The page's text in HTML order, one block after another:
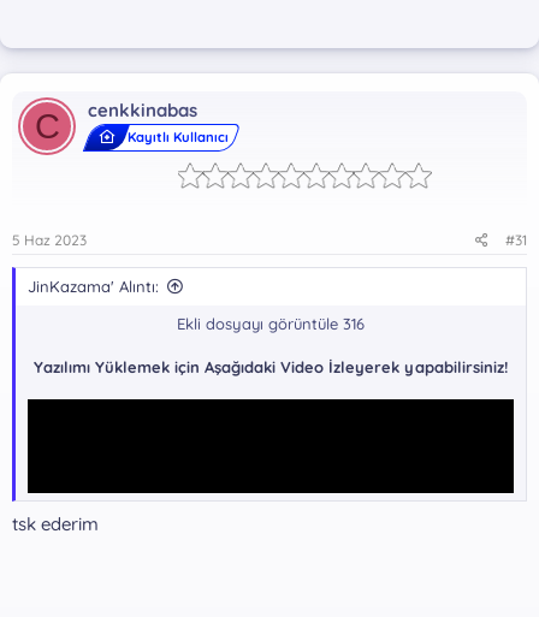
C cenkkinabas
Kayıtlı Kullanıcı
5 Haz 2023 #31
JinKazama' Alıntı:
Ekli dosyayı görüntüle 316
Yazılımı Yüklemek için Aşağıdaki Video İzleyerek yapabilirsiniz!
tsk ederim